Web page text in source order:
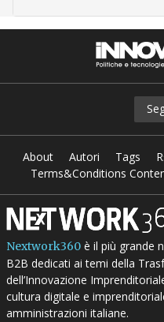
About Autori Tags
Terms&Conditions
Nextwork360è il più grande
B2B dedicati ai temi della
dell’Innovazione
cultura digitale e
amministrazioni italiane.